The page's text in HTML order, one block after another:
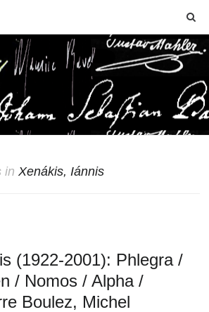
inXenákis, Iánnis
(1922-2001): Phlegra /
/ Nomos / Alpha /
Boulez, Michel